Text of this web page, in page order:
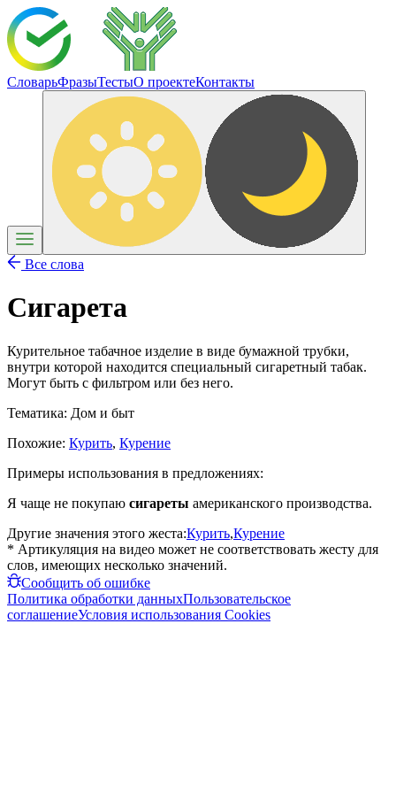
СловарьФразыТестыО проектеКонтакты
Все слова
Сигарета
Курительное табачное изделие в виде бумажной трубки,
внутри которой находится специальный сигаретный табак.
Могут быть с фильтром или без него.
Тематика: Дом и быт
Похожие: Курить, Курение
Примеры использования в предложениях:
Я чаще не покупаю сигареты американского производства.
Другие значения этого жеста:Курить,Курение
* Артикуляция на видео может не соответствовать жесту для
слов, имеющих несколько значений.
Сообщить об ошибке
Политика обработки данныхПользовательское
соглашениеУсловия использования Cookies